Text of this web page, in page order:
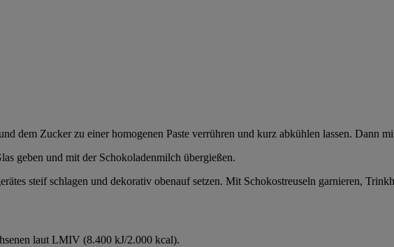
dem Zucker zu einer homogenen Paste verrühren und kurz abkühlen lassen. Dann
geben und mit der Schokoladenmilch übergießen.
steif schlagen und dekorativ obenauf setzen. Mit Schokostreuseln garnieren,
laut LMIV (8.400 kJ/2.000 kcal).